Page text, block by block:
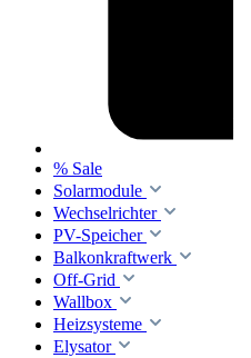
% Sale
Solarmodule
Wechselrichter
PV-Speicher
Balkonkraftwerk
Off-Grid
Wallbox
Heizsysteme
Elysator